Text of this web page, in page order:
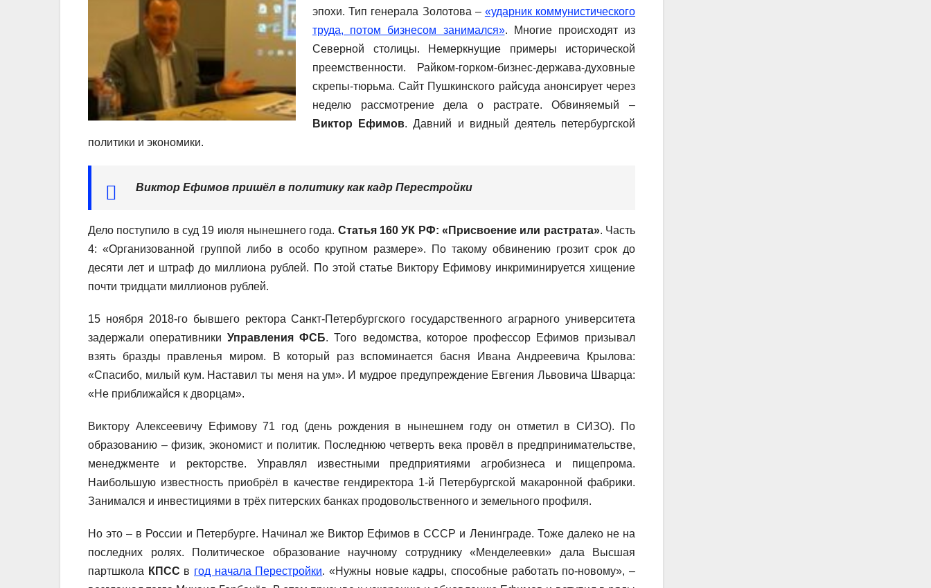
эпохи. Тип генерала Золотова – «ударник коммунистического
труда, потом бизнесом занимался». Многие происходят из
Северной столицы. Немеркнущие примеры исторической
преемственности. Райком-горком-бизнес-держава-духовные
скрепы-тюрьма. Сайт Пушкинского райсуда анонсирует через
неделю рассмотрение дела о растрате. Обвиняемый –
Виктор Ефимов. Давний и видный деятель петербургской
политики и экономики.
Виктор Ефимов пришёл в политику как кадр Перестройки
Дело поступило в суд 19 июля нынешнего года. Статья 160 УК РФ: «Присвоение или растрата». Часть
4: «Организованной группой либо в особо крупном размере». По такому обвинению грозит срок до
десяти лет и штраф до миллиона рублей. По этой статье Виктору Ефимову инкриминируется хищение
почти тридцати миллионов рублей.
15 ноября 2018-го бывшего ректора Санкт-Петербургского государственного аграрного университета
задержали оперативникиУправления ФСБ. Того ведомства, которое профессор Ефимов призывал
взять бразды правленья миром. В который раз вспоминается басня Ивана Андреевича Крылова:
«Спасибо, милый кум. Наставил ты меня на ум». И мудрое предупреждение Евгения Львовича Шварца:
«Не приближайся к дворцам».
Виктору Алексеевичу Ефимову 71 год (день рождения в нынешнем году он отметил в СИЗО). По
образованию – физик, экономист и политик. Последнюю четверть века провёл в предпринимательстве,
менеджменте и ректорстве. Управлял известными предприятиями агробизнеса и пищепрома.
Наибольшую известность приобрёл в качестве гендиректора 1-й Петербургской макаронной фабрики.
Занимался и инвестициями в трёх питерских банках продовольственного и земельного профиля.
Но это – в России и Петербурге. Начинал же Виктор Ефимов в СССР и Ленинграде. Тоже далеко не на
последних ролях. Политическое образование научному сотруднику «Менделеевки» дала Высшая
партшкола КПСС в год начала Перестройки. «Нужны новые кадры, способные работать по-новому», –